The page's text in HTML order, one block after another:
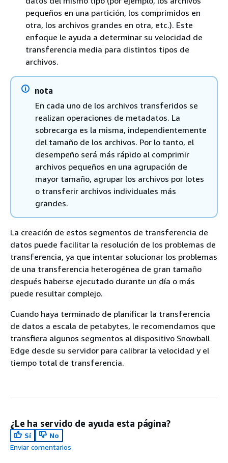
pequeños en una partición, los comprimidos en
otra, los archivos grandes en otra, etc.). Este
enfoque le ayuda a determinar su velocidad de
transferencia media para distintos tipos de
archivos.
nota
En cada uno de los archivos transferidos se
realizan operaciones de metadatos. La
sobrecarga es la misma, independientemente
del tamaño de los archivos. Por lo tanto, el
desempeño será más rápido al comprimir
archivos pequeños en una agrupación de
mayor tamaño, agrupar los archivos por lotes
o transferir archivos individuales más
grandes.
La creación de estos segmentos de transferencia de
datos puede facilitar la resolución de los problemas de
transferencia, ya que intentar solucionar los problemas
de una transferencia heterogénea de gran tamaño
después haberse ejecutado durante un día o más
puede resultar complejo.
Cuando haya terminado de planificar la transferencia
de datos a escala de petabytes, le recomendamos que
transfiera algunos segmentos al dispositivo Snowball
Edge desde su servidor para calibrar la velocidad y el
tiempo total de transferencia.
¿Le ha servido de ayuda esta página?
Sí
No
Enviar comentarios